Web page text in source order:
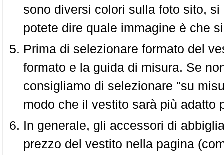
sono diversi colori sulla foto sito,
potete dire quale immagine è che
Prima di selezionare formato del
formato e la guida di misura. Se
consigliamo di selezionare "su
modo che il vestito sarà più adatto
In generale, gli accessori di
prezzo del vestito nella pagina